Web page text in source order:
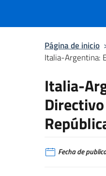
Página de inicio
Italia-Argentina:
Italia-
Fecha de